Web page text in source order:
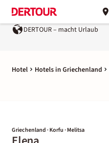
DERTOUR – macht Urlaub
Hotel Hotels in Griechenland
Griechenland · Korfu · Melitsa